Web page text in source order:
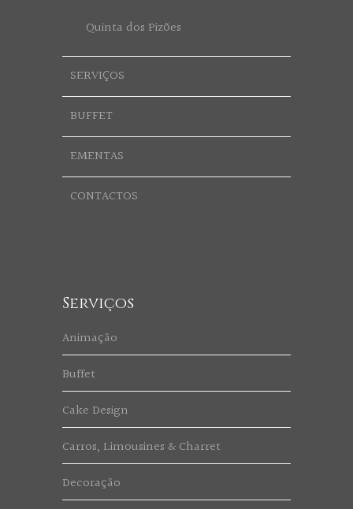
Quinta dos Pizões
SERVIÇOS
BUFFET
EMENTAS
CONTACTOS
Serviços
Animação
Buffet
Cake Design
Carros, Limousines & Charret
Decoração